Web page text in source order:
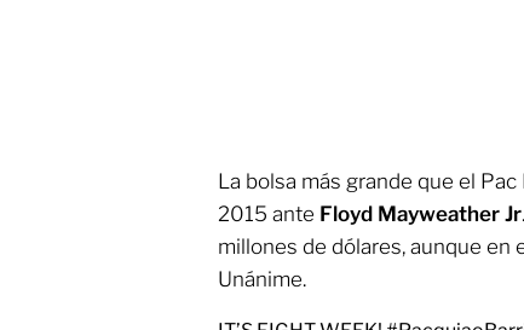
La bolsa más grande que el
2015 ante Floyd Mayweather Jr
millones de dólares, aunque en
Unánime.